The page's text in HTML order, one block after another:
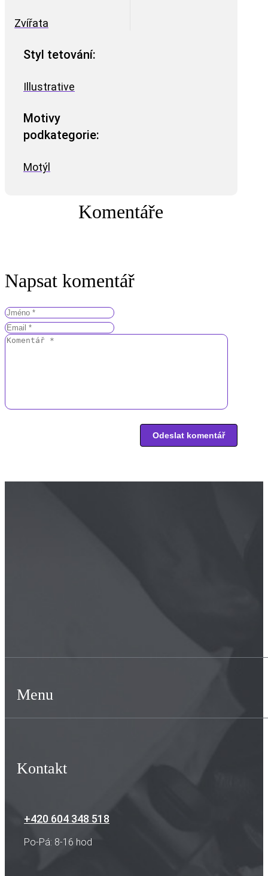
Zvířata
Styl tetování:
Illustrative
Motivy
podkategorie:
Motýl
Komentáře
Napsat komentář
Menu
Kontakt
+420 604 348 518
Po-Pá: 8-16 hod